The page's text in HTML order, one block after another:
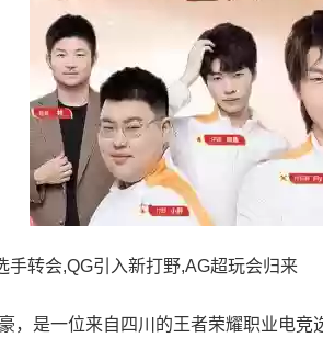
手转会,QG引入新打野,AG超玩会归来
，是一位来自四川的王者荣耀职业电